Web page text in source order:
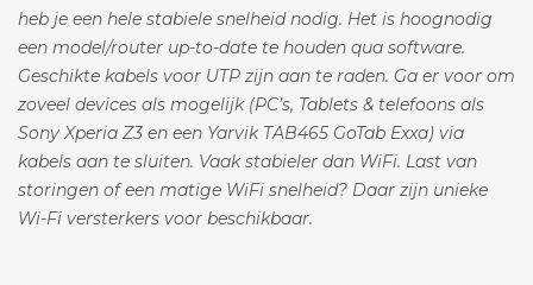
heb je een hele stabiele snelheid nodig. Het is hoognodig
een model/router up-to-date te houden qua software.
Geschikte kabels voor UTP zijn aan te raden. Ga er voor om
zoveel devices als mogelijk (PC’s, Tablets & telefoons als
Sony Xperia Z3 en een Yarvik TAB465 GoTab Exxa) via
kabels aan te sluiten. Vaak stabieler dan WiFi. Last van
storingen of een matige WiFi snelheid? Daar zijn unieke
Wi-Fi versterkers voor beschikbaar.